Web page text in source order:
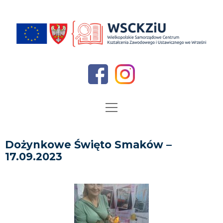
Dyrekcja
Oferta edukacyjna
Dożynkowe Święto Smaków –
17.09.2023